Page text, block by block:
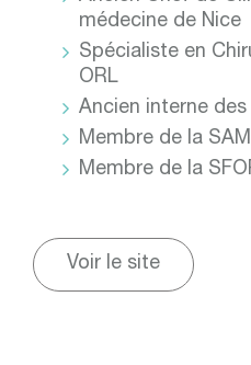
médecine de Nice
Spécialiste en
ORL
Ancien interne
Membre de la
Membre de la
Voir le site